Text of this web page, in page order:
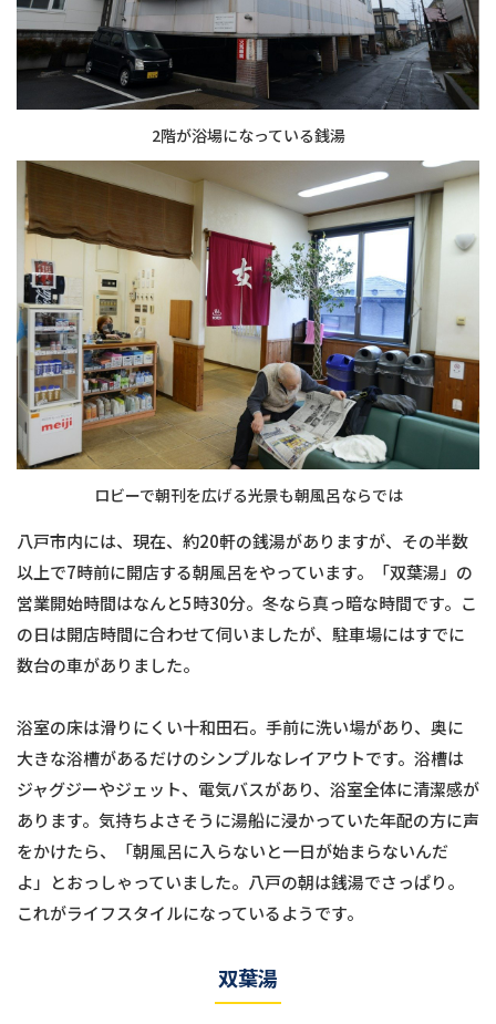
2階が浴場になっている銭湯
ロビーで朝刊を広げる光景も朝風呂ならでは
八戸市内には、現在、約20軒の銭湯がありますが、その半数
以上で7時前に開店する朝風呂をやっています。「双葉湯」の
営業開始時間はなんと5時30分。冬なら真っ暗な時間です。こ
の日は開店時間に合わせて伺いましたが、駐車場にはすでに
数台の車がありました。
浴室の床は滑りにくい十和田石。手前に洗い場があり、奥に
大きな浴槽があるだけのシンプルなレイアウトです。浴槽は
ジャグジーやジェット、電気バスがあり、浴室全体に清潔感が
あります。気持ちよさそうに湯船に浸かっていた年配の方に声
をかけたら、「朝風呂に入らないと一日が始まらないんだ
よ」とおっしゃっていました。八戸の朝は銭湯でさっぱり。
これがライフスタイルになっているようです。
双葉湯